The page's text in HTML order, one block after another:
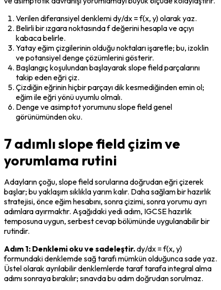
Verilen diferansiyel denklemi dy/dx = f(x, y) olarak yaz.
Belirli bir ızgara noktasında f değerini hesapla ve açıyı
kabaca belirle.
Yatay eğim çizgilerinin olduğu noktaları işaretle; bu, izoklin
ve potansiyel denge çözümlerini gösterir.
Başlangıç koşulundan başlayarak slope field parçalarını
takip eden eğri çiz.
Çizdiğin eğrinin hiçbir parçayı dik kesmediğinden emin ol;
eğim ile eğri yönü uyumlu olmalı.
Denge ve asimptot yorumunu slope field genel
görünümünden oku.
7 adımlı slope field çizim ve
yorumlama rutini
Adayların çoğu, slope field sorularına doğrudan eğri çizerek
başlar; bu yaklaşım sıklıkla yarım kalır. Daha sağlam bir hazırlık
stratejisi, önce eğim hesabını, sonra çizimi, sonra yorumu ayrı
adımlara ayırmaktır. Aşağıdaki yedi adım, IGCSE hazırlık
temposuna uygun, serbest cevap bölümünde uygulanabilir bir
rutindir.
Adım 1: Denklemi oku ve sadeleştir. dy/dx = f(x, y)
formundaki denklemde sağ tarafı mümkün olduğunca sade yaz.
Üstel olarak ayrılabilir denklemlerde taraf tarafa integral alma
adımı sonraya bırakılır; sınavda bu adım doğrudan sorulmaz.